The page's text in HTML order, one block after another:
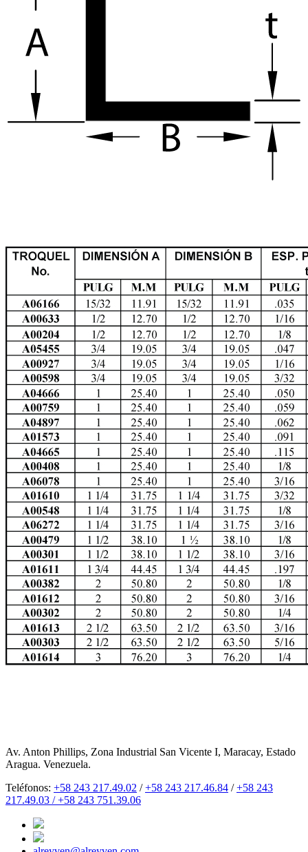
Av. Anton Phillips, Zona Industrial San Vicente I, Maracay, Estado
Aragua. Venezuela.
Teléfonos: +58 243 217.49.02 /+58 243 217.46.84 /+58 243
217.49.03 /+58 243 751.39.06